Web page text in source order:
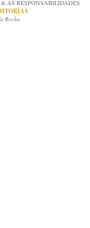
& AS RESPONSABILIDADES
Rocha